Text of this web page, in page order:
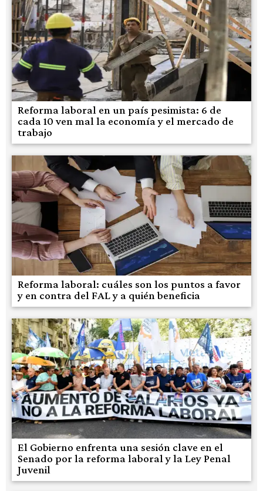
Reforma laboral en un país pesimista: 6 de
cada 10 ven mal la economía y el mercado de
trabajo
Reforma laboral: cuáles son los puntos a favor
y en contra del FAL y a quién beneficia
El Gobierno enfrenta una sesión clave en el
Senado por la reforma laboral y la Ley Penal
Juvenil